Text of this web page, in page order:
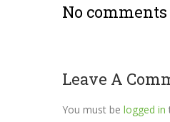
No
Leave A
You must be logged in